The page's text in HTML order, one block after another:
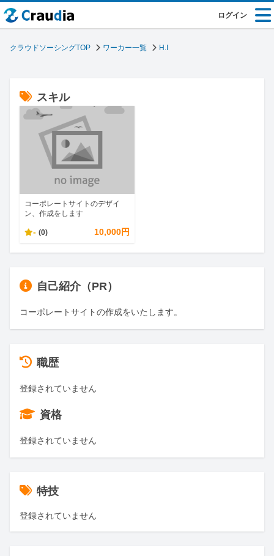
ログイン
クラウドソーシングTOP ワーカー一覧 H.I
スキル
コーポレートサイトのデザイ
ン、作成をします
- (0) 10,000円
自己紹介（PR）
コーポレートサイトの作成をいたします。
職歴
登録されていません
資格
登録されていません
特技
登録されていません